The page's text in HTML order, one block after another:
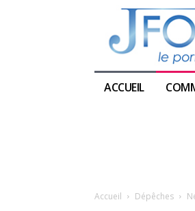
ACCUEIL
Accueil Dépêches